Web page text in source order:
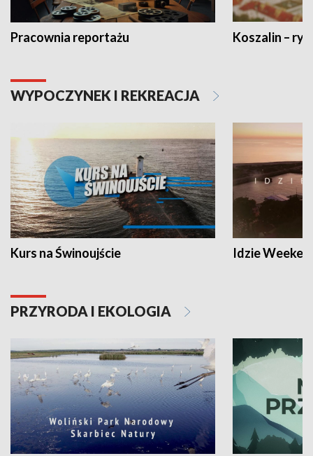
Pracownia reportażu Koszalin –
WYPOCZYNEK I REKREACJA
Kurs na Świnoujście Idzie
PRZYRODA I EKOLOGIA